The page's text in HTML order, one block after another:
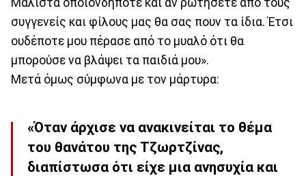
Μάλιστα οποιονδήποτε και αν ρωτήσετε από τους
συγγενείς και φίλους μας θα σας πουν τα ίδια. Έτσι
ουδέποτε μου πέρασε από το μυαλό ότι θα
μπορούσε να βλάψει τα παιδιά μου».
Μετά όμως σύμφωνα με τον μάρτυρα:
«Όταν άρχισε να ανακινείται το θέμα
του θανάτου της Τζωρτζίνας,
διαπίστωσα ότι είχε μια ανησυχία και